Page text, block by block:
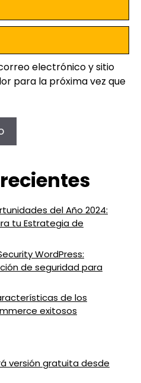
electrónico y sitio
para la próxima vez que
del Año 2024:
tu Estrategia de
WordPress:
de seguridad para
de los
exitosos
versión gratuita desde